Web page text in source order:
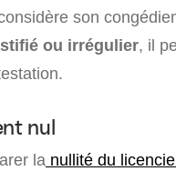
son
ou irrégulier, il
nul
la nullité du